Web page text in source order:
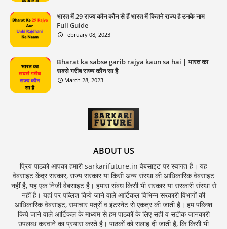
भारत में 29 राज्य कौन कौन से हैं भारत में कितने राज्य है उनके नाम
Full Guide
February 08, 2023
Bharat ka sabse garib rajya kaun sa hai | भारत का
सबसे गरीब राज्य कौन सा है
March 28, 2023
ABOUT US
प्रिय पाठको आपका हमारी sarkarifuture.in वेबसाइट पर स्वागत है। यह
वेबसाइट केंद्र सरकार, राज्य सरकार या किसी अन्य संस्था की आधिकारिक वेबसाइट
नहीं है, यह एक निजी वेबसाइट है। हमारा संबध किसी भी सरकार या सरकारी संस्था से
नहीं है। यहां पर पब्लिश किये जाने वाले आर्टिकल विभिन्न सरकारी विभागों की
आधिकारिक वेबसाइट, समाचार पत्रों व इंटरनेट से एकत्र की जाती है। हम पब्लिश
किये जाने वाले आर्टिकल के माध्यम से हम पाठकों के लिए सही व सटीक जानकारी
उपलब्ध करवाने का प्रयास करते है। पाठकों को सलाह दी जाती है, कि किसी भी